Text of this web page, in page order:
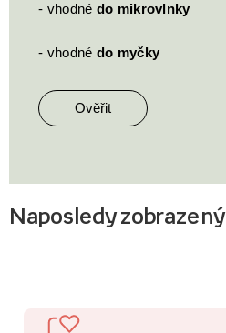
- vhodné do mikrovlnky
- vhodné do myčky
Ověřit
Naposledy zobrazený